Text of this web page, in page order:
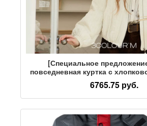
[Специальное
повседневная куртка с
Sancai 2025, свободная
хлопковой подкладкой в
корейская версия для
6765.75 руб.